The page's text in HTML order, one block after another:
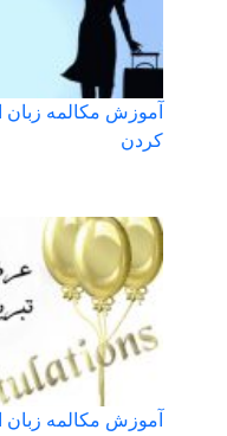
آموزش مکالمه
کردن
آموزش مکالمه زبان